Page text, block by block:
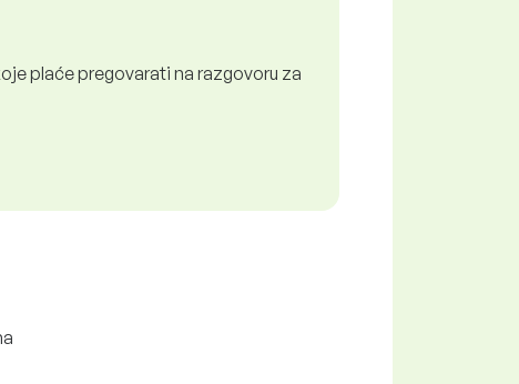
plaće pregovarati na razgovoru za